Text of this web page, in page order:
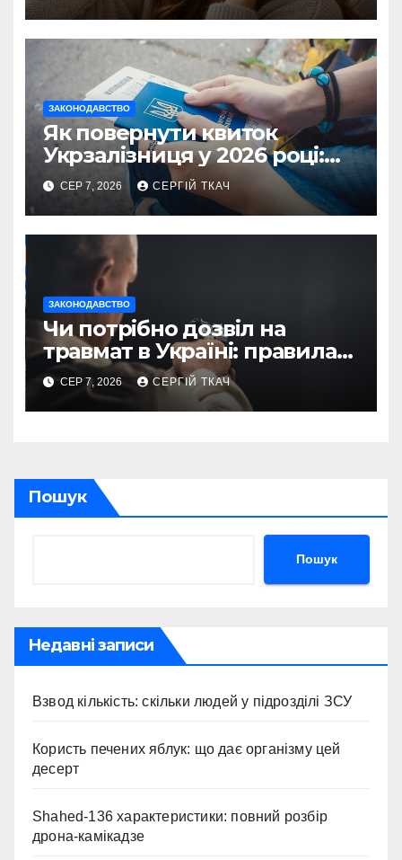
ЗАКОНОДАВСТВО
Як повернути квиток
Укрзалізниця у 2026 році:
правила і суми
СЕР 7, 2026 СЕРГІЙ ТКАЧ
ЗАКОНОДАВСТВО
Чи потрібно дозвіл на
травмат в Україні: правила
2026
СЕР 7, 2026 СЕРГІЙ ТКАЧ
Пошук
Пошук
Недавні записи
Взвод кількість: скільки людей у підрозділі ЗСУ
Користь печених яблук: що дає організму цей
десерт
Shahed-136 характеристики: повний розбір
дрона-камікадзе